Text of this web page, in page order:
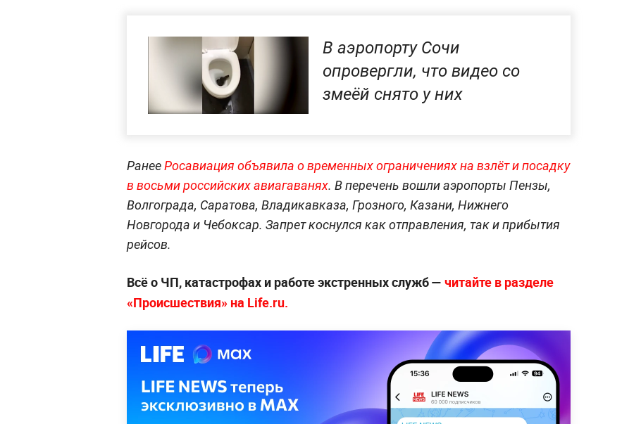
В аэропорту Сочи
опровергли, что видео со
змеёй снято у них
РанееРосавиация объявила о временных ограничениях на взлёт и посадку
в восьми российских авиагаванях. В перечень вошли аэропорты Пензы,
Волгограда, Саратова, Владикавказа, Грозного, Казани, Нижнего
Новгорода и Чебоксар. Запрет коснулся как отправления, так и прибытия
рейсов.
Всё о ЧП, катастрофах и работе экстренных служб — читайте в разделе
«Происшествия» на Life.ru.